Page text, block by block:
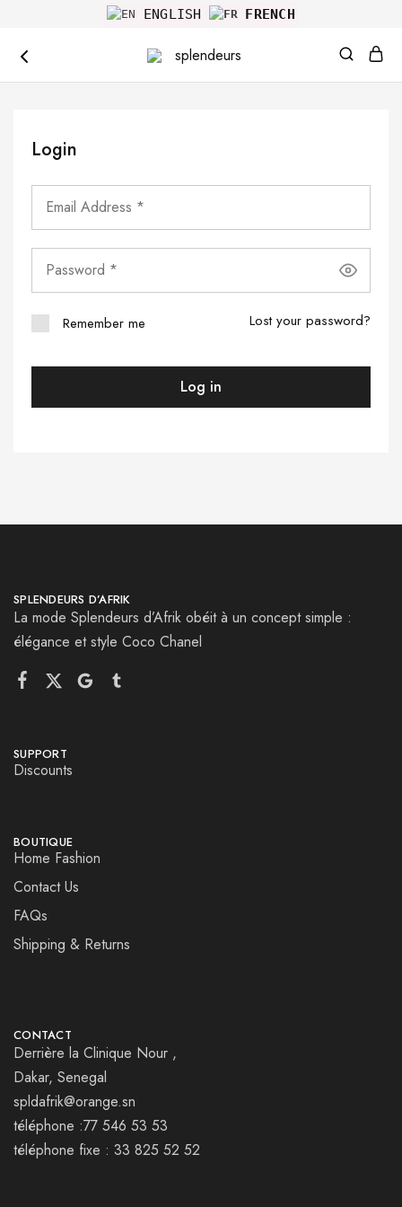
ENGLISH FRENCH
splendeurs
Login
Remember me Lost your password?
Log in
SPLENDEURS D’AFRIK
La mode Splendeurs d’Afrik obéit à un concept simple :
élégance et style Coco Chanel
SUPPORT
Discounts
BOUTIQUE
Home Fashion
Contact Us
FAQs
Shipping & Returns
CONTACT
Derrière la Clinique Nour ,
Dakar, Senegal
spldafrik@orange.sn
téléphone :77 546 53 53
téléphone fixe : 33 825 52 52